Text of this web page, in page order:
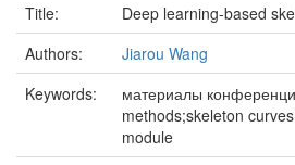
Title:
Deep learning-based
Authors:
Jiarou Wang
Keywords:
материалы
methods;skeleton
module